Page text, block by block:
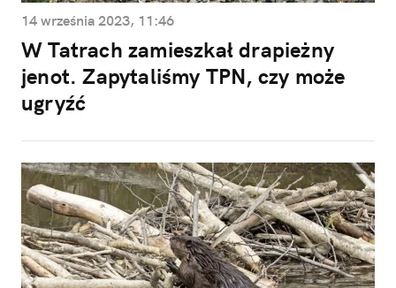
14 września 2023, 11:46
W Tatrach zamieszkał drapieżny
jenot. Zapytaliśmy TPN, czy może
ugryźć